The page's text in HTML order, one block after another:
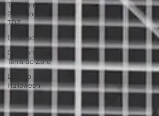
Transforme
2025 com o
TDZ
Universo TDZ
Colagem de
Tênis do Zero
Desafio
Halloween